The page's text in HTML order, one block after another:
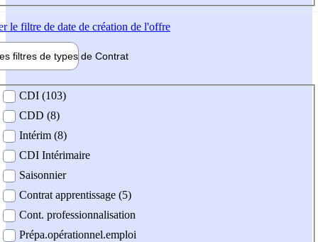
le filtre de date de création de l'offre
filtres de types de Contrat
contrat
CDI (103)
CDD (8)
Intérim (8)
CDI Intérimaire
Saisonnier
Contrat apprentissage (5)
Cont. professionnalisation
Prépa.opérationnel.emploi